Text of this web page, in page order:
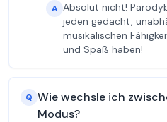
A Absolut nicht!
jeden gedacht,
musikalischen
und Spaß haben!
Q Wie wechsle ich
Modus?